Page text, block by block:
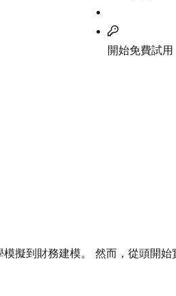
開始免費試用
擬到財務建模。 然而，從頭